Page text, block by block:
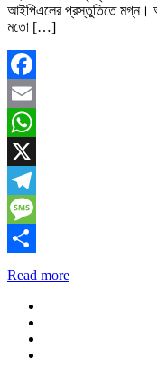
আইপিএলের প্রস্তুতিতে মগ্ন।
মতো […]
Facebook
Email
WhatsApp
X
Telegram
Message
Share
Read more